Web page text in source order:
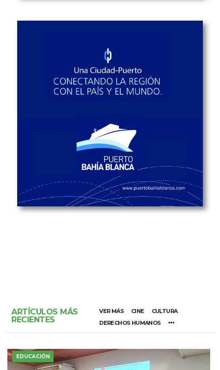
ARTÍCULOS MÁS
RECIENTES
VER MÁS CINE
CULTURA
DERECHOS HUMANOS
EDUCACIÓN